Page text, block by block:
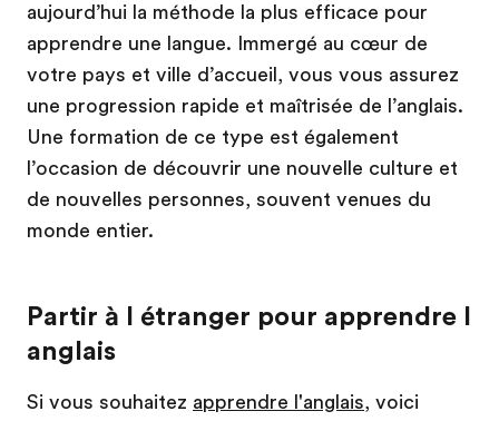
aujourd’hui la méthode la plus efficace pour
apprendre une langue. Immergé au cœur de
votre pays et ville d’accueil, vous vous assurez
une progression rapide et maîtrisée de l’anglais.
Une formation de ce type est également
l’occasion de découvrir une nouvelle culture et
de nouvelles personnes, souvent venues du
monde entier.
Partir à l étranger pour apprendre l
anglais
Si vous souhaitez apprendre l'anglais, voici